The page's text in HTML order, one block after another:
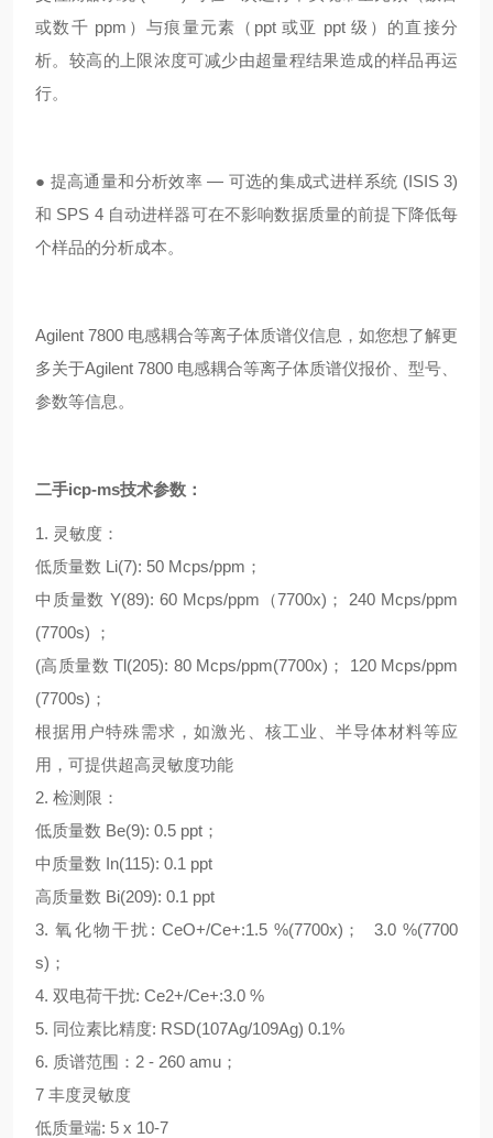
或数千 ppm）与痕量元素（ppt 或亚 ppt 级）的直接分
析。较高的上限浓度可减少由超量程结果造成的样品再运
行。
● 提高通量和分析效率 — 可选的集成式进样系统 (ISIS 3)
和 SPS 4 自动进样器可在不影响数据质量的前提下降低每
个样品的分析成本。
Agilent 7800 电感耦合等离子体质谱仪信息，如您想了解更
多关于Agilent 7800 电感耦合等离子体质谱仪报价、型号、
参数等信息。
二手icp-ms技术参数：
1. 灵敏度：
低质量数 Li(7): 50 Mcps/ppm；
中质量数 Y(89): 60 Mcps/ppm（7700x)； 240 Mcps/ppm
(7700s) ；
(高质量数 Tl(205): 80 Mcps/ppm(7700x)； 120 Mcps/ppm
(7700s)；
根据用户特殊需求，如激光、核工业、半导体材料等应
用，可提供超高灵敏度功能
2. 检测限：
低质量数 Be(9): 0.5 ppt；
中质量数 In(115): 0.1 ppt
高质量数 Bi(209): 0.1 ppt
3. 氧化物干扰: CeO+/Ce+:1.5 %(7700x)； 3.0 %(7700
s)；
4. 双电荷干扰: Ce2+/Ce+:3.0 %
5. 同位素比精度: RSD(107Ag/109Ag) 0.1%
6. 质谱范围：2 - 260 amu；
7 丰度灵敏度
低质量端: 5 x 10-7